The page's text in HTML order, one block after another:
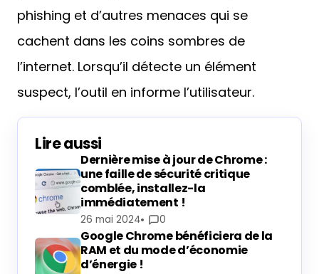
phishing et d’autres menaces qui se
cachent dans les coins sombres de
l’internet. Lorsqu’il détecte un élément
suspect, l’outil en informe l’utilisateur.
Lire aussi
Dernière mise à jour de Chrome :
une faille de sécurité critique
comblée, installez-la
immédiatement !
26 mai 2024 0
Google Chrome bénéficiera de la
RAM et du mode d’économie
d’énergie !